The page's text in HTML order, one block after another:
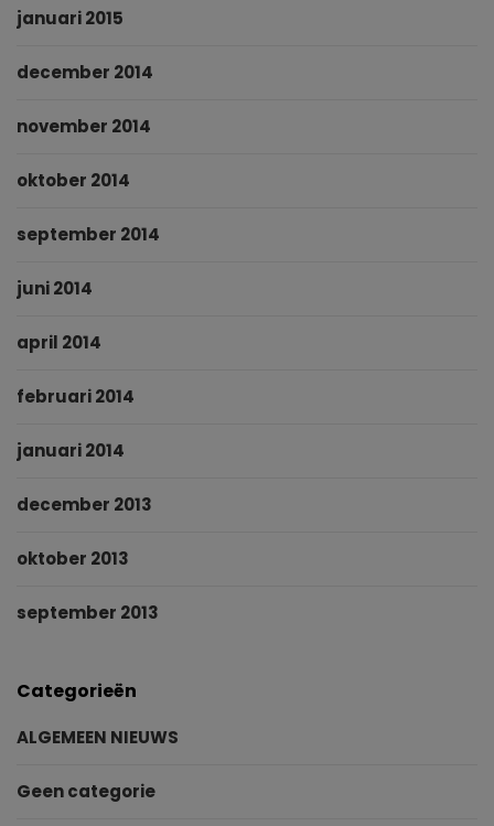
januari 2015
december 2014
november 2014
oktober 2014
september 2014
juni 2014
april 2014
februari 2014
januari 2014
december 2013
oktober 2013
september 2013
Categorieën
ALGEMEEN NIEUWS
Geen categorie